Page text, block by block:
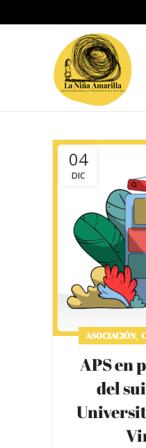
04
DIC
ASOCIACIÓN,
APS en
del